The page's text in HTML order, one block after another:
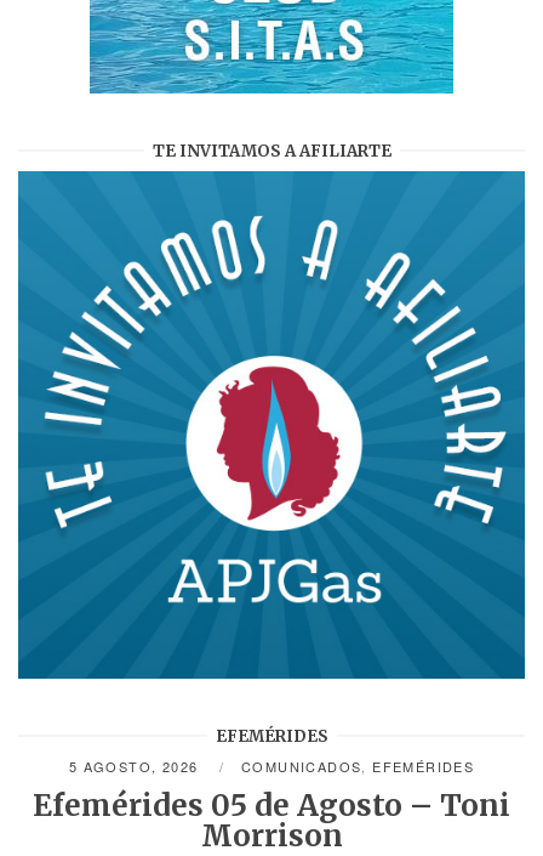
TE INVITAMOS A AFILIARTE
EFEMÉRIDES
5 AGOSTO, 2026 COMUNICADOS EFEMÉRIDES
Efemérides 05 de Agosto – Toni
Morrison